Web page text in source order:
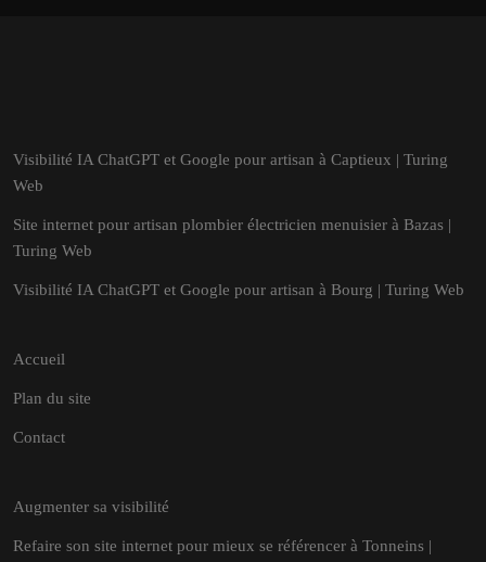
Visibilité IA ChatGPT et Google pour artisan à Captieux | Turing
Web
Site internet pour artisan plombier électricien menuisier à Bazas |
Turing Web
Visibilité IA ChatGPT et Google pour artisan à Bourg | Turing Web
Accueil
Plan du site
Contact
Augmenter sa visibilité
Refaire son site internet pour mieux se référencer à Tonneins |